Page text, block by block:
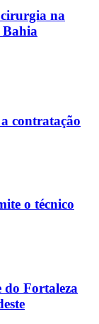
na
Bahia
contratação
o técnico
do Fortaleza